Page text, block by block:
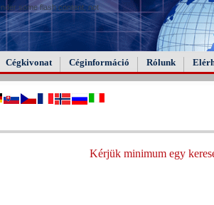
some flash content, not
Cégkivonat Céginformáció Rólunk
Kérjük minimum egy